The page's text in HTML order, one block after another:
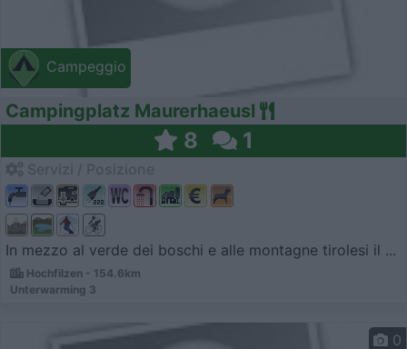
Campeggio
Campingplatz Maurerhaeusl
8 1
In mezzo al verde dei boschi e alle montagne tirolesi il ...
Hochfilzen - 154.6km
Unterwarming 3
0